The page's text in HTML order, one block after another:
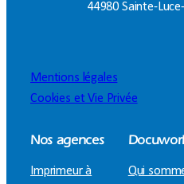
44980 Sainte-
Mentions légales
Cookies et Vie Privée
Nos agences
Imprimeur à
Qui